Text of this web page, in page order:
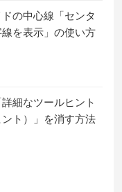
の中心線「センタ
を表示」の使い方
細なツールヒント
ト）」を消す方法